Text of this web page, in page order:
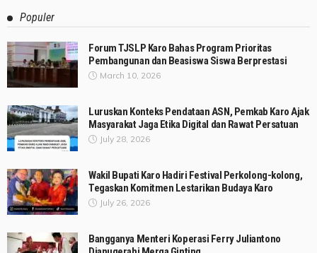
Populer
Forum TJSLP Karo Bahas Program Prioritas
Pembangunan dan Beasiswa Siswa Berprestasi
March 10, 2026
Luruskan Konteks Pendataan ASN, Pemkab Karo Ajak
Masyarakat Jaga Etika Digital dan Rawat Persatuan
July 28, 2026
Wakil Bupati Karo Hadiri Festival Perkolong-kolong,
Tegaskan Komitmen Lestarikan Budaya Karo
July 26, 2026
Bangganya Menteri Koperasi Ferry Juliantono